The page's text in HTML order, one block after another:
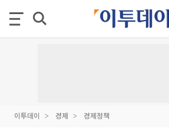
이투데이 경제 경제정책